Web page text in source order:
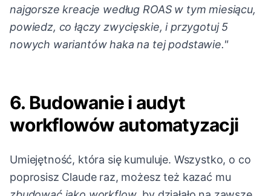
najgorsze kreacje według ROAS w tym miesiącu,
powiedz, co łączy zwycięskie, i przygotuj 5
nowych wariantów haka na tej podstawie."
6. Budowanie i audyt
workflowów automatyzacji
Umiejętność, która się kumuluje. Wszystko, o co
poprosisz Claude raz, możesz też kazać mu